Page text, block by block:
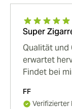
Super
Qualität und
erwartet
Findet bei
FF
Verifizierter